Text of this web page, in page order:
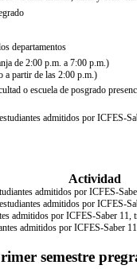
departamentos
de 2:00 p.m. a 7:00 p.m.)
a partir de las 2:00 p.m.)
o escuela de posgrado
admitidos por ICFES-
Actividad
admitidos por ICFES-
admitidos por ICFES-
admitidos por ICFES-Saber 11,
admitidos por ICFES-Saber
semestre